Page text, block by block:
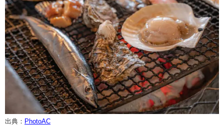
出典： PhotoAC